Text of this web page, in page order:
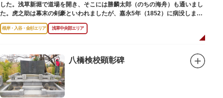
した。浅草新堀で道場を開き、そこには勝麟太郎（のちの海舟）も通いまし
た。虎之助は幕末の剣豪といわれましたが、嘉永5年（1852）に病没しまし
た。お墓は正定寺（しょうじょうじ）にあります。
根岸・入谷・金杉エリア 浅草中央部エリア
八橋検校顕彰碑